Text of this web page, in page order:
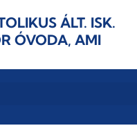
ÁLT. ISK.
ÓVODA, AMI